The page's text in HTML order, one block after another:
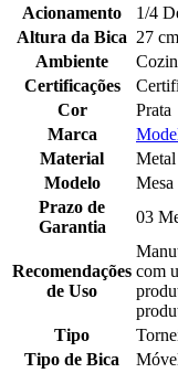
Acionamento
1/4
Altura da Bica 27 cm
Ambiente
Certificações
Cor
Prata
Marca
Material
Modelo
Mesa
Prazo de
Garantia
03
Recomendações
de Uso
com
Tipo
Tipo de Bica